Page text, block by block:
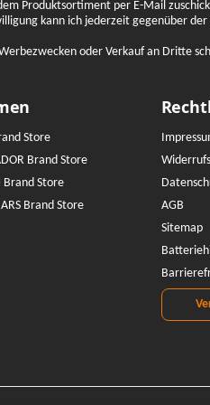
Produktsortiment per E-Mail
kann ich jederzeit gegenüber der
oder Verkauf an Dritte
Store
Brand Store
Brand Store
Brand Store
AGB
Sitemap